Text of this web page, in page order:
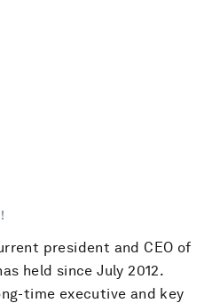
president and CEO of
held since July 2012.
time executive and key